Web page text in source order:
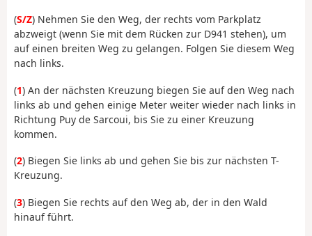
(S/Z) Nehmen Sie den Weg, der rechts vom Parkplatz
abzweigt (wenn Sie mit dem Rücken zur D941 stehen), um
auf einen breiten Weg zu gelangen. Folgen Sie diesem Weg
nach links.
(1) An der nächsten Kreuzung biegen Sie auf den Weg nach
links ab und gehen einige Meter weiter wieder nach links in
Richtung Puy de Sarcoui, bis Sie zu einer Kreuzung
kommen.
(2) Biegen Sie links ab und gehen Sie bis zur nächsten T-
Kreuzung.
(3) Biegen Sie rechts auf den Weg ab, der in den Wald
hinauf führt.